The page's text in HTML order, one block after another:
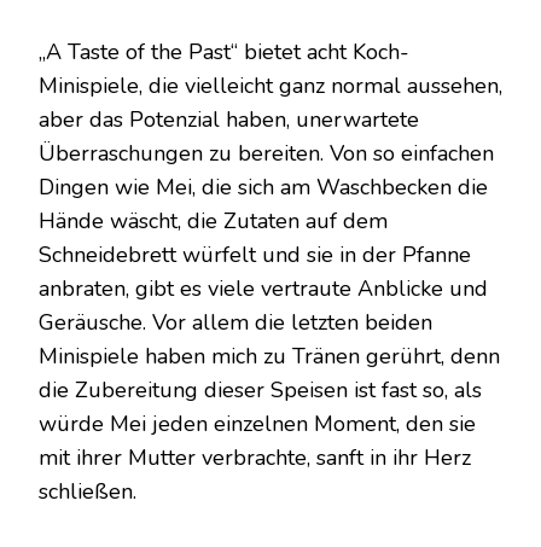
„A Taste of the Past“ bietet acht Koch-
Minispiele, die vielleicht ganz normal aussehen,
aber das Potenzial haben, unerwartete
Überraschungen zu bereiten. Von so einfachen
Dingen wie Mei, die sich am Waschbecken die
Hände wäscht, die Zutaten auf dem
Schneidebrett würfelt und sie in der Pfanne
anbraten, gibt es viele vertraute Anblicke und
Geräusche. Vor allem die letzten beiden
Minispiele haben mich zu Tränen gerührt, denn
die Zubereitung dieser Speisen ist fast so, als
würde Mei jeden einzelnen Moment, den sie
mit ihrer Mutter verbrachte, sanft in ihr Herz
schließen.